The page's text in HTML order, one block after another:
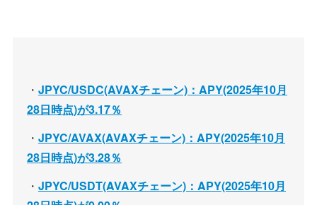
・ JPYC/USDC(AVAXチェーン)：APY(2025年10月
28日時点)が3.17％
・ JPYC/AVAX(AVAXチェーン)：APY(2025年10月
28日時点)が3.28％
・ JPYC/USDT(AVAXチェーン)：APY(2025年10月